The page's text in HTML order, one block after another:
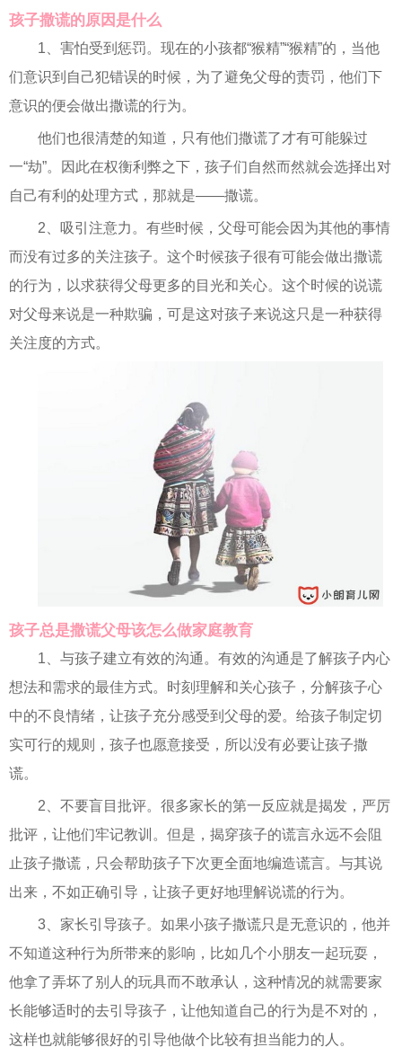
孩子撒谎的原因是什么
1、害怕受到惩罚。现在的小孩都“猴精”“猴精”的，当他
们意识到自己犯错误的时候，为了避免父母的责罚，他们下
意识的便会做出撒谎的行为。
他们也很清楚的知道，只有他们撒谎了才有可能躲过
一“劫”。因此在权衡利弊之下，孩子们自然而然就会选择出对
自己有利的处理方式，那就是——撒谎。
2、吸引注意力。有些时候，父母可能会因为其他的事情
而没有过多的关注孩子。这个时候孩子很有可能会做出撒谎
的行为，以求获得父母更多的目光和关心。这个时候的说谎
对父母来说是一种欺骗，可是这对孩子来说这只是一种获得
关注度的方式。
孩子总是撒谎父母该怎么做家庭教育
1、与孩子建立有效的沟通。有效的沟通是了解孩子内心
想法和需求的最佳方式。时刻理解和关心孩子，分解孩子心
中的不良情绪，让孩子充分感受到父母的爱。给孩子制定切
实可行的规则，孩子也愿意接受，所以没有必要让孩子撒
谎。
2、不要盲目批评。很多家长的第一反应就是揭发，严厉
批评，让他们牢记教训。但是，揭穿孩子的谎言永远不会阻
止孩子撒谎，只会帮助孩子下次更全面地编造谎言。与其说
出来，不如正确引导，让孩子更好地理解说谎的行为。
3、家长引导孩子。如果小孩子撒谎只是无意识的，他并
不知道这种行为所带来的影响，比如几个小朋友一起玩耍，
他拿了弄坏了别人的玩具而不敢承认，这种情况的就需要家
长能够适时的去引导孩子，让他知道自己的行为是不对的，
这样也就能够很好的引导他做个比较有担当能力的人。